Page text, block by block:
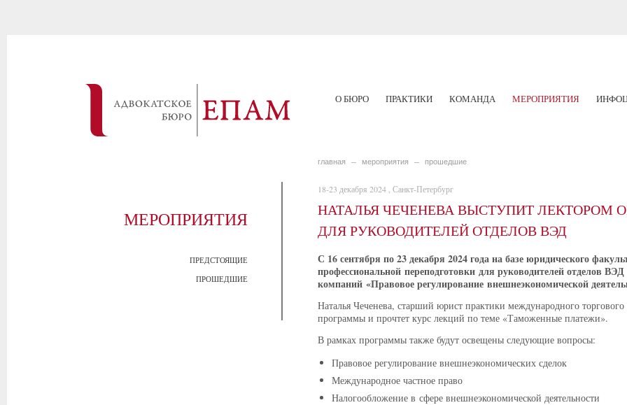
О БЮРО ПРАКТИКИ КОМАНДА МЕРОПРИЯТИЯ
МЕРОПРИЯТИЯ
ПРЕДСТОЯЩИЕ
ПРОШЕДШИЕ
главная мероприятия прошедшие
18-23 декабря 2024 , Санкт-Петербург
НАТАЛЬЯ ЧЕЧЕНЕВА ВЫСТУПИТ
ДЛЯ РУКОВОДИТЕЛЕЙ ОТДЕЛОВ ВЭД
С 16 сентября по 23 декабря 2024 года на базе юридического
профессиональной переподготовки для руководителей отделов
компаний «Правовое регулирование внешнеэкономической
Наталья Чеченева, старший юрист практики международного
программы и прочтет курс лекций по теме «Таможенные платежи».
В рамках программы также будут освещены следующие вопросы:
Правовое регулирование внешнеэкономических сделок
Международное частное право
Налогообложение в сфере внешнеэкономической деятельности